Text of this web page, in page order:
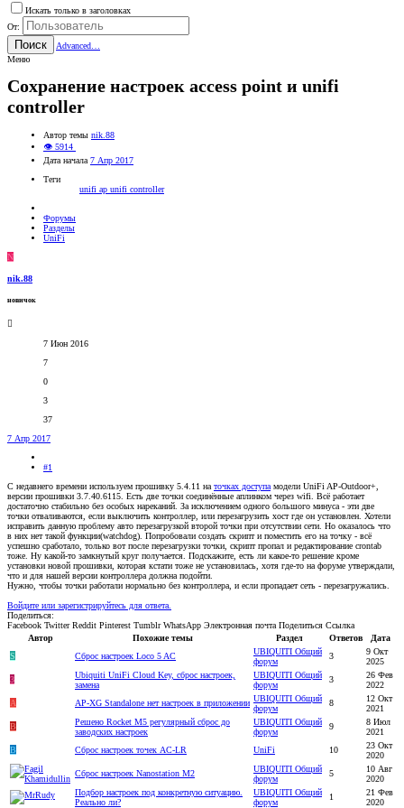
Искать только в заголовках
От:
Поиск
Advanced…
Меню
Сохранение настроек access point и unifi
controller
Автор темы nik.88
👁 5914
Дата начала 7 Апр 2017
Теги
unifi ap unifi controller
Форумы
Разделы
UniFi
N
nik.88
новичок
7 Июн 2016
7
0
3
37
7 Апр 2017
#1
С недавнего времени используем прошивку 5.4.11 на точках доступа модели UniFi AP-Outdoor+,
версии прошивки 3.7.40.6115. Есть две точки соединённые аплинком через wifi. Всё работает
достаточно стабильно без особых нареканий. За исключением одного большого минуса - эти две
точки отваливаются, если выключить контроллер, или перезагрузить хост где он установлен. Хотели
исправить данную проблему авто перезагрузкой второй точки при отсутствии сети. Но оказалось что
в них нет такой функции(watchdog). Попробовали создать скрипт и поместить его на точку - всё
успешно сработало, только вот после перезагрузки точки, скрипт пропал и редактирование crontab
тоже. Ну какой-то замкнутый круг получается. Подскажите, есть ли какое-то решение кроме
установки новой прошивки, которая кстати тоже не установилась, хотя где-то на форуме утверждали,
что и для нашей версии контроллера должна подойти.
Нужно, чтобы точки работали нормально без контроллера, и если пропадает сеть - перезагружались.
Войдите или зарегистрируйтесь для ответа.
Поделиться:
Facebook Twitter Reddit Pinterest Tumblr WhatsApp Электронная почта Поделиться Ссылка
Автор
Похожие темы Раздел Ответов
Дата
S
Сброс настроек Loco 5 AC
UBIQUITI Общий
форум
3
9 Окт
2025
3
Ubiquiti UniFi Cloud Key, сброс настроек,
замена
UBIQUITI Общий
форум
3
26 Фев
2022
A
AP-XG Standalone нет настроек в приложении UBIQUITI Общий
форум
8
12 Окт
2021
B
Решено Rocket M5 регулярный сброс до
заводских настроек
UBIQUITI Общий
форум
9
8 Июл
2021
B
Сброс настроек точек AC-LR UniFi 10
23 Окт
2020
Сброс настроек Nanostation M2
UBIQUITI Общий
форум
5
10 Авг
2020
Подбор настроек под конкретную ситуацию.
Реально ли?
UBIQUITI Общий
форум
1
21 Фев
2020